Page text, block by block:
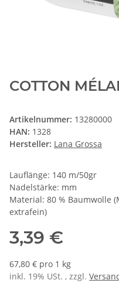
COTTON
Artikelnummer: 13280000
HAN: 1328
Hersteller: Lana Grossa
Lauflänge: 140 m/50gr
Nadelstärke: mm
Material: 80 % Baumwolle
extrafein)
3,39 €
67,80 € pro 1 kg
inkl. 19% USt. , zzgl.